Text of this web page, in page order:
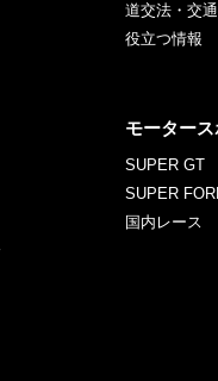
道交法・交
役立つ情報
モーター
SUPER GT
SUPER
国内レース